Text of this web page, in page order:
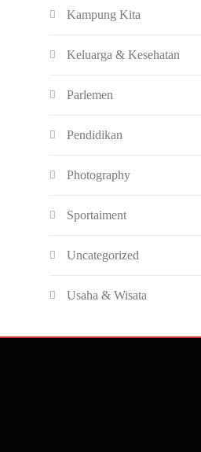
Kampung Kita
Keluarga & Kesehatan
Parlemen
Pendidikan
Photography
Sportaiment
Uncategorized
Usaha & Wisata